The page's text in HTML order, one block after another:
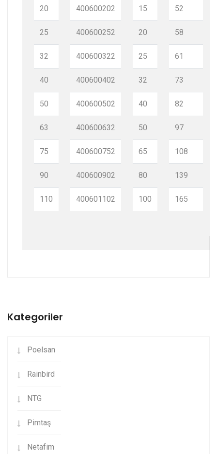
20
25
32
40
50
63
75
90
110
400600202
400600252
400600322
400600402
400600502
400600632
400600752
400600902
400601102
15
20
25
32
40
50
65
80
100
52
58
61
73
82
97
108
139
165
Kategoriler
Poelsan
Rainbird
NTG
Pimtaş
Netafim